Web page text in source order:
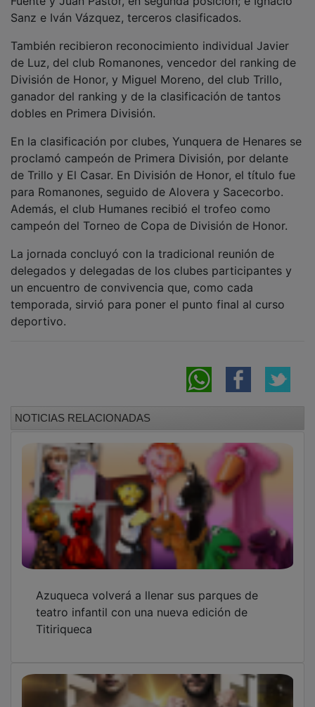
Sanz e Iván Vázquez, terceros clasificados.
de Luz, del club Romanones, vencedor del ranking de
División de Honor, y Miguel Moreno, del club Trillo,
ganador del ranking y de la clasificación de tantos
dobles en Primera División.
proclamó campeón de Primera División, por delante
de Trillo y El Casar. En División de Honor, el título fue
para Romanones, seguido de Alovera y Sacecorbo.
Además, el club Humanes recibió el trofeo como
campeón del Torneo de Copa de División de Honor.
delegados y delegadas de los clubes participantes y
un encuentro de convivencia que, como cada
temporada, sirvió para poner el punto final al curso
deportivo.
teatro infantil con una nueva edición de
Titiriqueca